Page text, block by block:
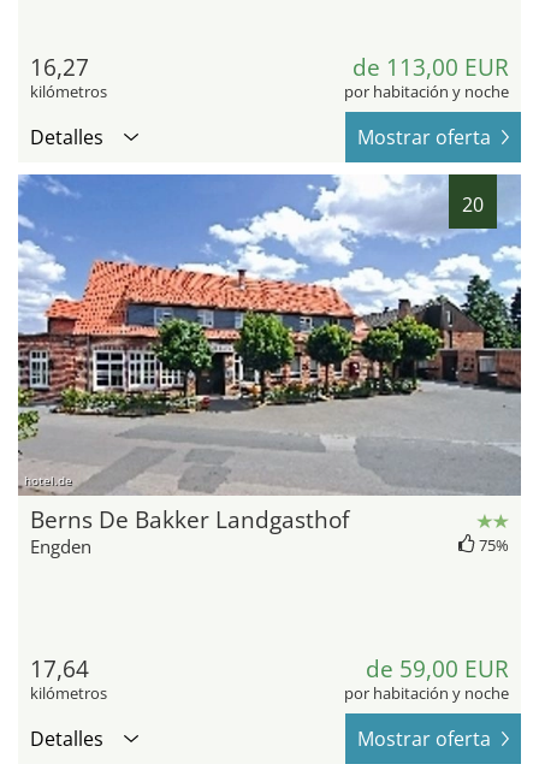
16,27
kilómetros
de 113,00 EUR
por habitación y noche
Detalles Mostrar oferta
20
hotel.de
Berns De Bakker Landgasthof
Engden 75%
17,64
kilómetros
de 59,00 EUR
por habitación y noche
Detalles Mostrar oferta